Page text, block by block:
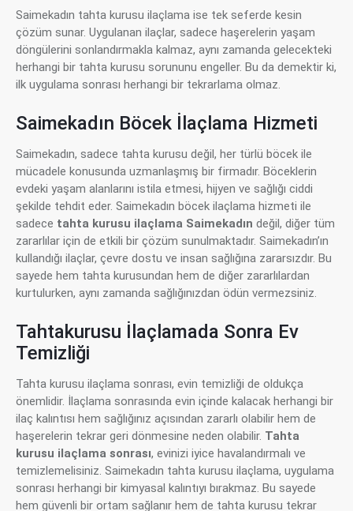
Saimekadın tahta kurusu ilaçlama ise tek seferde kesin
çözüm sunar. Uygulanan ilaçlar, sadece haşerelerin yaşam
döngülerini sonlandırmakla kalmaz, aynı zamanda gelecekteki
herhangi bir tahta kurusu sorununu engeller. Bu da demektir ki,
ilk uygulama sonrası herhangi bir tekrarlama olmaz.
Saimekadın Böcek İlaçlama Hizmeti
Saimekadın, sadece tahta kurusu değil, her türlü böcek ile
mücadele konusunda uzmanlaşmış bir firmadır. Böceklerin
evdeki yaşam alanlarını istila etmesi, hijyen ve sağlığı ciddi
şekilde tehdit eder. Saimekadın böcek ilaçlama hizmeti ile
sadece tahta kurusu ilaçlama Saimekadın değil, diğer tüm
zararlılar için de etkili bir çözüm sunulmaktadır. Saimekadın’ın
kullandığı ilaçlar, çevre dostu ve insan sağlığına zararsızdır. Bu
sayede hem tahta kurusundan hem de diğer zararlılardan
kurtulurken, aynı zamanda sağlığınızdan ödün vermezsiniz.
Tahtakurusu İlaçlamada Sonra Ev
Temizliği
Tahta kurusu ilaçlama sonrası, evin temizliği de oldukça
önemlidir. İlaçlama sonrasında evin içinde kalacak herhangi bir
ilaç kalıntısı hem sağlığınız açısından zararlı olabilir hem de
haşerelerin tekrar geri dönmesine neden olabilir. Tahta
kurusu ilaçlama sonrası, evinizi iyice havalandırmalı ve
temizlemelisiniz. Saimekadın tahta kurusu ilaçlama, uygulama
sonrası herhangi bir kimyasal kalıntıyı bırakmaz. Bu sayede
hem güvenli bir ortam sağlanır hem de tahta kurusu tekrar